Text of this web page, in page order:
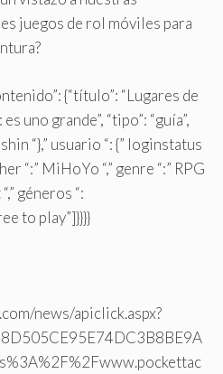
juegos de rol móviles para
{“título”: “Lugares de
uno grande”, “tipo”: “guía”,
“},” usuario “: {” loginstatus
“:” MiHoYo “,” genre “:” RPG
géneros “:
to play”]}}}}
news/apiclick.aspx?